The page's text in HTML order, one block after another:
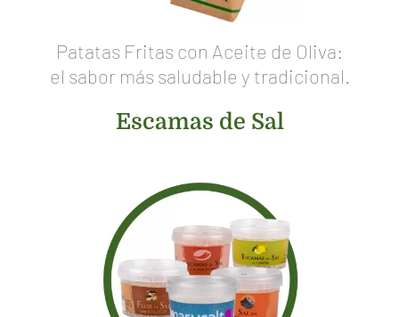
Patatas Fritas con Aceite de Oliva:
el sabor más saludable y tradicional.
Escamas de Sal